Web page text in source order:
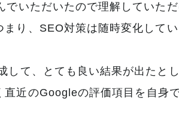
でいただいたので理解していた
り、SEO対策は随時変化して
して、とても良い結果が出た
直近のGoogleの評価項目を自